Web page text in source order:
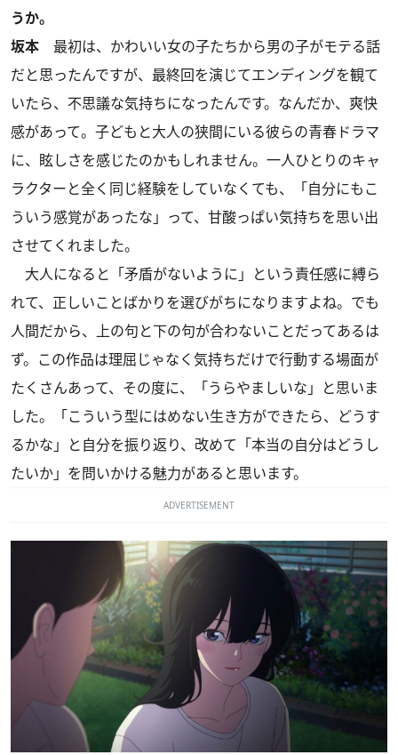
うか。
坂本 最初は、かわいい女の子たちから男の子がモテる話
だと思ったんですが、最終回を演じてエンディングを観て
いたら、不思議な気持ちになったんです。なんだか、爽快
感があって。子どもと大人の狭間にいる彼らの青春ドラマ
に、眩しさを感じたのかもしれません。一人ひとりのキャ
ラクターと全く同じ経験をしていなくても、「自分にもこ
ういう感覚があったな」って、甘酸っぱい気持ちを思い出
させてくれました。
大人になると「矛盾がないように」という責任感に縛ら
れて、正しいことばかりを選びがちになりますよね。でも
人間だから、上の句と下の句が合わないことだってあるは
ず。この作品は理屈じゃなく気持ちだけで行動する場面が
たくさんあって、その度に、「うらやましいな」と思いま
した。「こういう型にはめない生き方ができたら、どうす
るかな」と自分を振り返り、改めて「本当の自分はどうし
たいか」を問いかける魅力があると思います。
ADVERTISEMENT